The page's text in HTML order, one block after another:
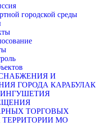
городской среды
И
ГОРОДА КАРАБУЛАК
ТОРГОВЫХ
ТЕРРИТОРИИ МО